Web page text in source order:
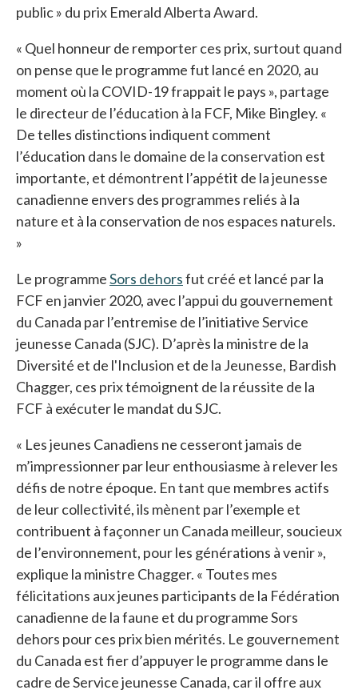
public » du prix Emerald Alberta Award.
« Quel honneur de remporter ces prix, surtout quand
on pense que le programme fut lancé en 2020, au
moment où la COVID-19 frappait le pays », partage
le directeur de l’éducation à la FCF, Mike Bingley. «
De telles distinctions indiquent comment
l’éducation dans le domaine de la conservation est
importante, et démontrent l’appétit de la jeunesse
canadienne envers des programmes reliés à la
nature et à la conservation de nos espaces naturels.
»
Le programmeSors dehorss’ouvre dans un nouvel
fut créé et lancé par la
FCF en janvier 2020, avec l’appui du gouvernement
du Canada par l’entremise de l’initiative Service
jeunesse Canada (SJC). D’après la ministre de la
Diversité et de l'Inclusion et de la Jeunesse, Bardish
Chagger, ces prix témoignent de la réussite de la
FCF à exécuter le mandat du SJC.
« Les jeunes Canadiens ne cesseront jamais de
m’impressionner par leur enthousiasme à relever les
défis de notre époque. En tant que membres actifs
de leur collectivité, ils mènent par l’exemple et
contribuent à façonner un Canada meilleur, soucieux
de l’environnement, pour les générations à venir »,
explique la ministre Chagger. « Toutes mes
félicitations aux jeunes participants de la Fédération
canadienne de la faune et du programme Sors
dehors pour ces prix bien mérités. Le gouvernement
du Canada est fier d’appuyer le programme dans le
cadre de Service jeunesse Canada, car il offre aux